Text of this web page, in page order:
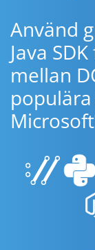
Använd
Java
mellan
Microsoft